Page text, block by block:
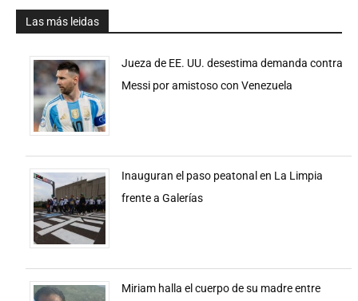
Las más leidas
Jueza de EE. UU. desestima demanda contra
Messi por amistoso con Venezuela
Inauguran el paso peatonal en La Limpia
frente a Galerías
Miriam halla el cuerpo de su madre entre